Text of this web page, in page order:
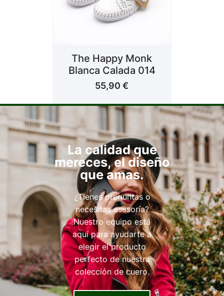
The Happy Monk
Blanca Calada 014
55,90€
La calidad que
mereces, el diseño
que amas.
¿Tienes preguntas o
necesitas asesoría?
Nuestro equipo está
aquí para ayudarte a
elegir el producto
perfecto de nuestra
colección de cuero.